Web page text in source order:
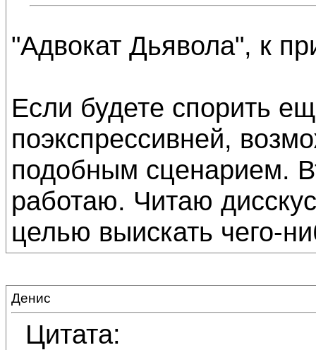
"Адвокат Дьявола", к
Если будете спорить
поэкспрессивней,
подобным сценарием.
работаю. Читаю
целью выискать чего-
Денис
Цитата: